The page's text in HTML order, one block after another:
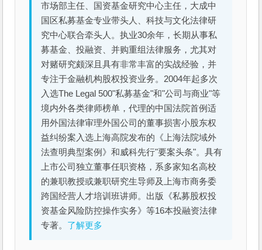
市场部主任、国资基金研究中心主任，大成中
国区私募基金专业带头人、科技与文化法律研
究中心联合牵头人。执业30余年，长期从事私
募基金、投融资、并购重组法律服务，尤其对
对赌研究颇深且具有非常丰富的实战经验，并
专注于金融机构股权投资业务。2004年起多次
入选The Legal 500"私募基金"和"公司与商业"等
境内外各类律师榜单，代理的中国法院首例适
用外国法律审理外国公司的董事损害小股东权
益纠纷案入选上海高院发布的《上海法院域外
法查明典型案例》和威科先行"要案头条"。具有
上市公司独立董事任职资格，系多家知名高校
的兼职教授或兼职研究生导师及上海市商务委
跨国经营人才培训班讲师。出版《私募股权投
资基金风险防控操作实务》等16本投融资法律
专著。 了解更多